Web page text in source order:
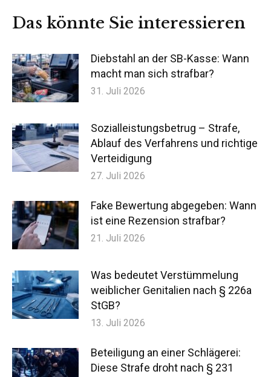
Zur kostenlosen
Ersteinschätzung
Jetzt Anrufen
Das könnte Sie interessieren
Diebstahl an der SB-Kasse: Wann
macht man sich strafbar?
31. Juli 2026
Sozialleistungsbetrug – Strafe,
Ablauf des Verfahrens und richtige
Verteidigung
27. Juli 2026
Fake Bewertung abgegeben: Wann
ist eine Rezension strafbar?
21. Juli 2026
Was bedeutet Verstümmelung
weiblicher Genitalien nach § 226a
StGB?
13. Juli 2026
Beteiligung an einer Schlägerei:
Diese Strafe droht nach § 231